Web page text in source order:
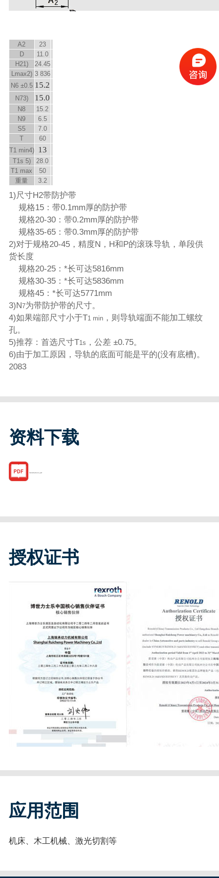
A2
23
D
11.0
H21)
24.45
Lmax2) 3 836
N6±0.5 15.2
N73) 15.0
N8
15.2
N9
6.5
S5
7.0
T
60
T1 min4) 13
T1s 5)
28.0
T1 max
50
重量
3.2
1)尺寸H2带防护带
规格15：带0.1mm厚的防护带
规格20-30：带0.2mm厚的防护带
规格35-65：带0.3mm厚的防护带
2)对于规格20-45，精度N，H和P的滚珠导轨，单段供
货长度
规格20-25：*长可达5816mm
规格30-35：*长可达5836mm
规格45：*长可达5771mm
3)N7为带防护带的尺寸。
4)如果端部尺寸小于T1 min，则导轨端面不能加工螺纹
孔。
5)推荐：首选尺寸T1s ，公差 ±0.75。
6)由于加工原因，导轨的底面可能是平的(没有底槽)。
2083
资料下载
R160526131.pdf
授权证书
应用范围
机床、木工机械、激光切割等